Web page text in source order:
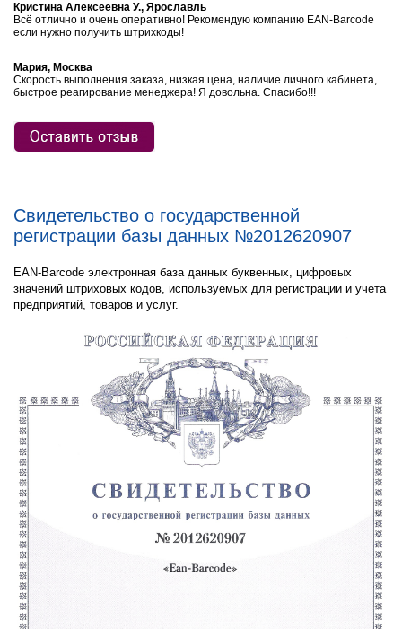
Кристина Алексеевна У., Ярославль
Всё отлично и очень оперативно! Рекомендую компанию EAN-Barcode
если нужно получить штрихкоды!
Мария, Москва
Скорость выполнения заказа, низкая цена, наличие личного кабинета,
быстрое реагирование менеджера! Я довольна. Спасибо!!!
Свидетельство о государственной
регистрации базы данных №2012620907
EAN-Barcode электронная база данных буквенных, цифровых
значений штриховых кодов, используемых для регистрации и учета
предприятий, товаров и услуг.